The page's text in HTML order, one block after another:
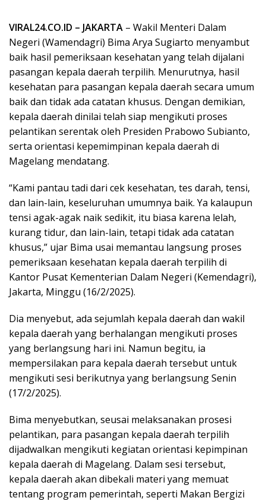
VIRAL24.CO.ID – JAKARTA – Wakil Menteri Dalam
Negeri (Wamendagri) Bima Arya Sugiarto menyambut
baik hasil pemeriksaan kesehatan yang telah dijalani
pasangan kepala daerah terpilih. Menurutnya, hasil
kesehatan para pasangan kepala daerah secara umum
baik dan tidak ada catatan khusus. Dengan demikian,
kepala daerah dinilai telah siap mengikuti proses
pelantikan serentak oleh Presiden Prabowo Subianto,
serta orientasi kepemimpinan kepala daerah di
Magelang mendatang.
“Kami pantau tadi dari cek kesehatan, tes darah, tensi,
dan lain-lain, keseluruhan umumnya baik. Ya kalaupun
tensi agak-agak naik sedikit, itu biasa karena lelah,
kurang tidur, dan lain-lain, tetapi tidak ada catatan
khusus,” ujar Bima usai memantau langsung proses
pemeriksaan kesehatan kepala daerah terpilih di
Kantor Pusat Kementerian Dalam Negeri (Kemendagri),
Jakarta, Minggu (16/2/2025).
Dia menyebut, ada sejumlah kepala daerah dan wakil
kepala daerah yang berhalangan mengikuti proses
yang berlangsung hari ini. Namun begitu, ia
mempersilakan para kepala daerah tersebut untuk
mengikuti sesi berikutnya yang berlangsung Senin
(17/2/2025).
Bima menyebutkan, seusai melaksanakan prosesi
pelantikan, para pasangan kepala daerah terpilih
dijadwalkan mengikuti kegiatan orientasi kepimpinan
kepala daerah di Magelang. Dalam sesi tersebut,
kepala daerah akan dibekali materi yang memuat
tentang program pemerintah, seperti Makan Bergizi